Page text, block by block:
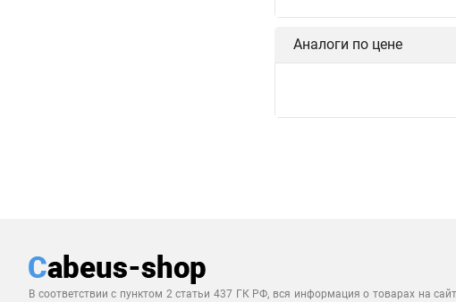
Аналоги по цене
В соответствии с пунктом 2 статьи 437 ГК РФ, вся информация о товарах на